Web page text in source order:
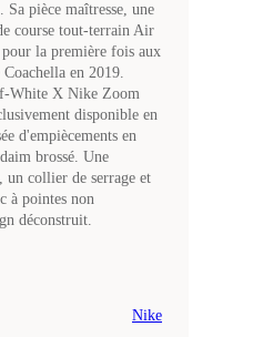
pièce maîtresse, une
course tout-terrain Air
la première fois aux
en 2019.
White X Nike Zoom
disponible en
d'empiècements en
brossé. Une
collier de serrage et
à pointes non
déconstruit.
Nike